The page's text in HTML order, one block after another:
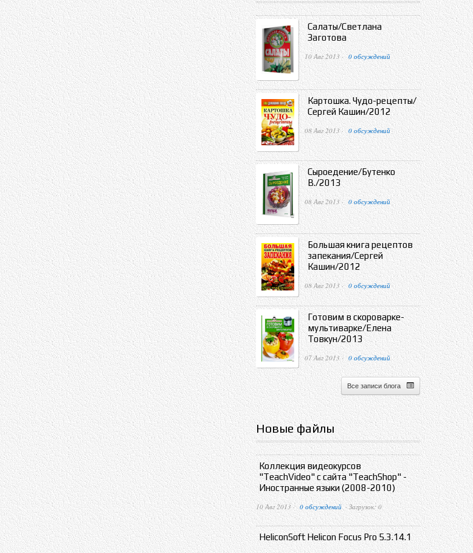
Салаты/Светлана
Заготова
10 Авг 2013 · 0 обсуждений
Картошка. Чудо-рецепты/
Сергей Кашин/2012
08 Авг 2013 · 0 обсуждений
Сыроедение/Бутенко
В./2013
08 Авг 2013 · 0 обсуждений
Большая книга рецептов
запекания/Сергей
Кашин/2012
08 Авг 2013 · 0 обсуждений
Готовим в скороварке-
мультиварке/Елена
Товкун/2013
07 Авг 2013 · 0 обсуждений
Все записи блога
Новые файлы
Коллекция видеокурсов
"TeachVideo" с сайта "TeachShop" -
Иностранные языки (2008-2010)
10 Авг 2013 · 0 обсуждений · Загрузок: 0
HeliconSoft Helicon Focus Pro 5.3.14.1